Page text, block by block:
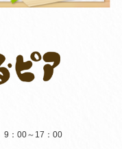
9：00～17：00